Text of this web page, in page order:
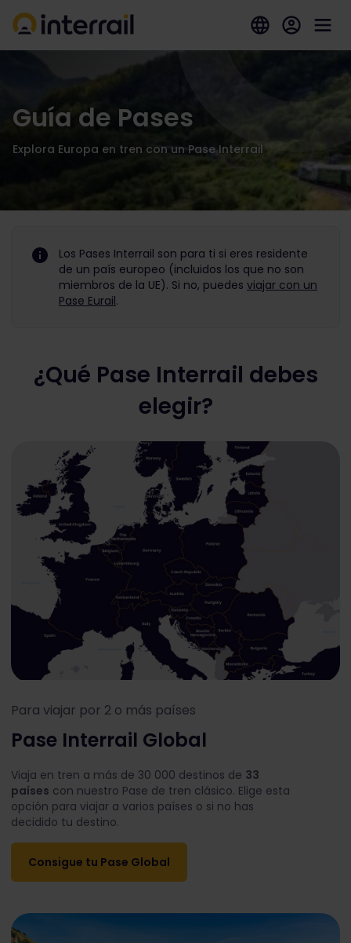
Guía de Pases
Explora Europa en tren con un Pase Interrail
Los Pases Interrail son para ti si eres residente
de un país europeo (incluidos los que no son
miembros de la UE). Si no, puedes viajar con un
Pase Eurail.
¿Qué Pase Interrail debes
elegir?
Para viajar por 2 o más países
Pase Interrail Global
Viaja en tren a más de 30 000 destinos de 33
países con nuestro Pase de tren clásico. Elige esta
opción para viajar a varios países o si no has
decidido tu destino.
Consigue tu Pase Global